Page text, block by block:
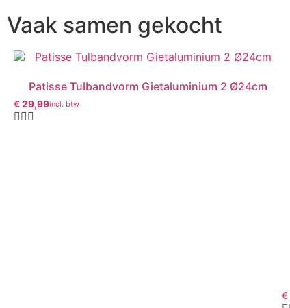
Vaak samen gekocht
Patisse Tulbandvorm Gietaluminium 2 Ø24cm
€29,99incl. btw
€